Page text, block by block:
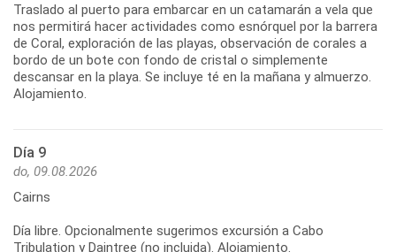
Traslado al puerto para embarcar en un catamarán a vela que
nos permitirá hacer actividades como esnórquel por la barrera
de Coral, exploración de las playas, observación de corales a
bordo de un bote con fondo de cristal o simplemente
descansar en la playa. Se incluye té en la mañana y almuerzo.
Día 9
do, 09.08.2026
Cairns
Día libre. Opcionalmente sugerimos excursión a Cabo